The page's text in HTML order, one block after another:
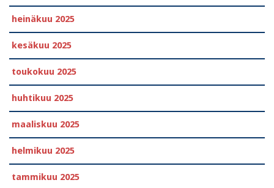
heinäkuu 2025
kesäkuu 2025
toukokuu 2025
huhtikuu 2025
maaliskuu 2025
helmikuu 2025
tammikuu 2025